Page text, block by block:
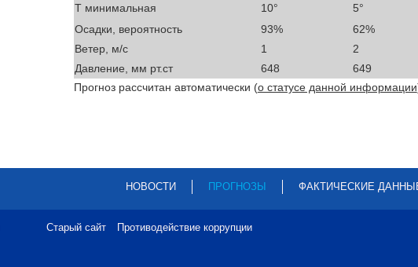
T минимальная 10° 5°
Осадки, вероятность
93% 62%
Ветер, м/с
1 2
Давление, мм рт.ст
648 649
Прогноз рассчитан автоматически (о статусе данной информации
НОВОСТИ ПРОГНОЗЫ ФАКТИЧЕСКИЕ
Старый сайт Противодействие коррупции